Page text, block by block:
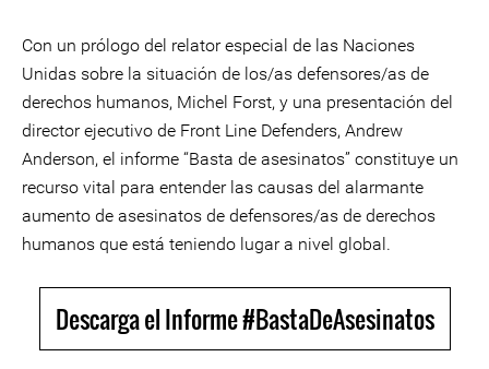
Con un prólogo del relator especial de las Naciones
Unidas sobre la situación de los/as defensores/as de
derechos humanos, Michel Forst, y una presentación del
director ejecutivo de Front Line Defenders, Andrew
Anderson, el informe “Basta de asesinatos” constituye un
recurso vital para entender las causas del alarmante
aumento de asesinatos de defensores/as de derechos
humanos que está teniendo lugar a nivel global.
Descarga el Informe #BastaDeAsesinatos